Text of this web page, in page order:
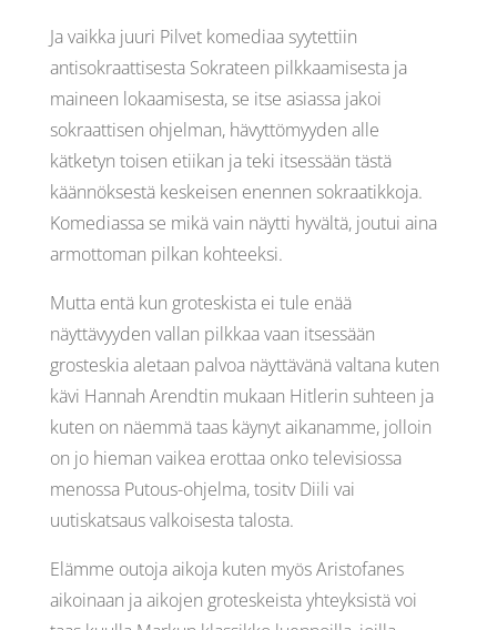
Ja vaikka juuri Pilvet komediaa syytettiin
antisokraattisesta Sokrateen pilkkaamisesta ja
maineen lokaamisesta, se itse asiassa jakoi
sokraattisen ohjelman, hävyttömyyden alle
kätketyn toisen etiikan ja teki itsessään tästä
käännöksestä keskeisen enennen sokraatikkoja.
Komediassa se mikä vain näytti hyvältä, joutui aina
armottoman pilkan kohteeksi.
Mutta entä kun groteskista ei tule enää
näyttävyyden vallan pilkkaa vaan itsessään
grosteskia aletaan palvoa näyttävänä valtana kuten
kävi Hannah Arendtin mukaan Hitlerin suhteen ja
kuten on näemmä taas käynyt aikanamme, jolloin
on jo hieman vaikea erottaa onko televisiossa
menossa Putous-ohjelma, tositv Diili vai
uutiskatsaus valkoisesta talosta.
Elämme outoja aikoja kuten myös Aristofanes
aikoinaan ja aikojen groteskeista yhteyksistä voi